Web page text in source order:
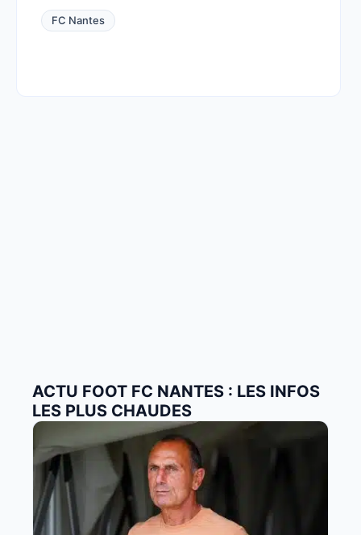
FC Nantes
ACTU FOOT FC NANTES : LES INFOS
LES PLUS CHAUDES